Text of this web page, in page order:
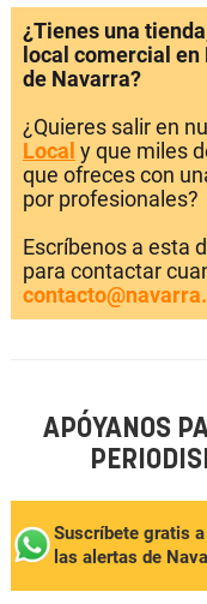
¿Tienes una
local comercial
de Navarra?
¿Quieres salir en
Local y que miles
que ofreces con
por profesionales?
Escríbenos a esta
para contactar
APÓYANOS
Suscríbete gratis
las alertas de